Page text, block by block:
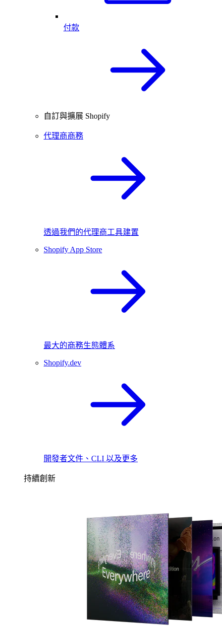
付款
自訂與擴展 Shopify
代理商商務
透過我們的代理商工具建置
Shopify App Store
最大的商務生態體系
Shopify.dev
開發者文件、CLI 以及更多
持續創新